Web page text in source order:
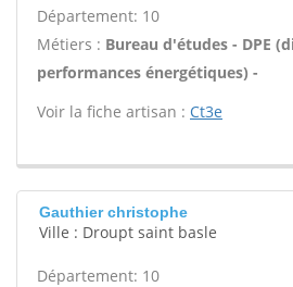
Département: 10
Métiers : Bureau d'études - DPE
performances énergétiques) -
Voir la fiche artisan : Ct3e
Gauthier christophe
Ville : Droupt saint basle
Département: 10